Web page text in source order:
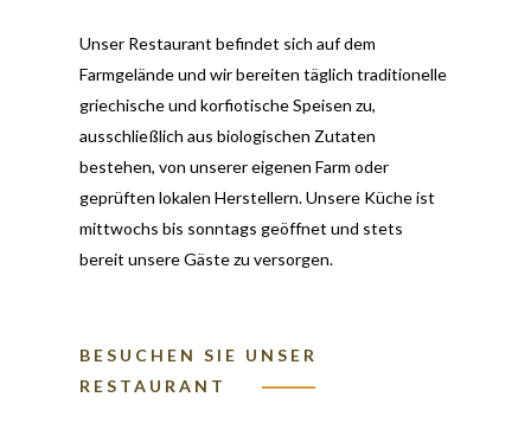
Unser Restaurant befindet sich auf dem
Farmgelände und wir bereiten täglich traditionelle
griechische und korfiotische Speisen zu,
ausschließlich aus biologischen Zutaten
bestehen, von unserer eigenen Farm oder
geprüften lokalen Herstellern. Unsere Küche ist
mittwochs bis sonntags geöffnet und stets
bereit unsere Gäste zu versorgen.
BESUCHEN SIE UNSER
RESTAURANT